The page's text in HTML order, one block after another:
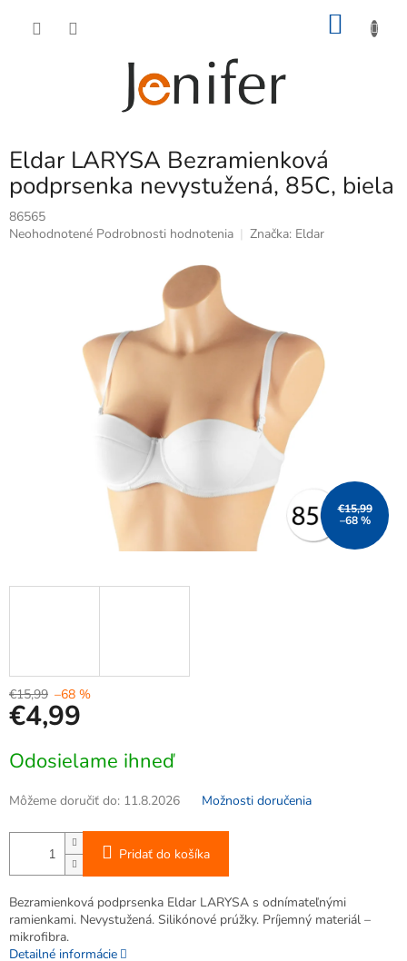
Eldar LARYSA Bezramienková
podprsenka nevystužená, 85C, biela
86565
Priemerné
Neohodnotené Podrobnosti hodnotenia Značka: Eldar
€15,99
–68 %
€15,99 –68 %
€4,99
cena:
Odosielame ihneď
Môžeme doručiť do: 11.8.2026 Možnosti doručenia
Pridať do košíka
Bezramienková podprsenka Eldar LARYSA s odnímateľnými
ramienkami. Nevystužená. Silikónové prúžky. Príjemný materiál –
mikrofibra.
Detailné informácie